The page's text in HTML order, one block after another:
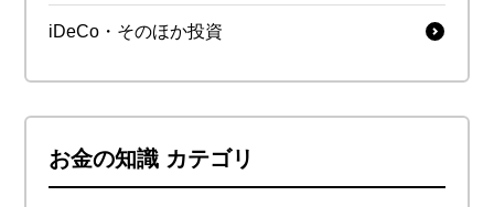
iDeCo・そのほか投資
お金の知識 カテゴリ